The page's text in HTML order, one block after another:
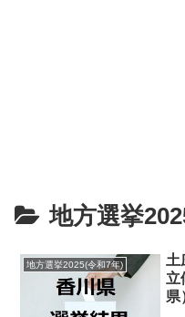
地方選挙
地方選挙2025(令和7年)
土
立
県